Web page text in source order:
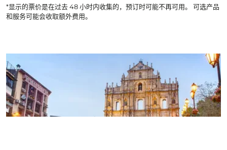
*显示的票价是在过去 48 小时内收集的，预订时可能不再可用。 可选产品
和服务可能会收取额外费用。